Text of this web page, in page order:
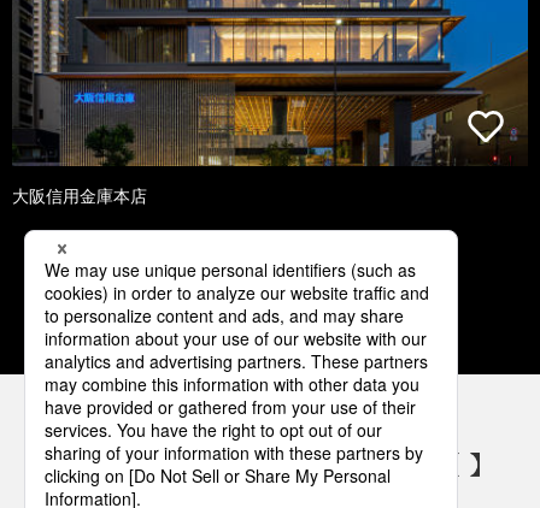
大阪信用金庫本店
1 2 3 4 5
パナソニックの電気設備 SNSアカウント